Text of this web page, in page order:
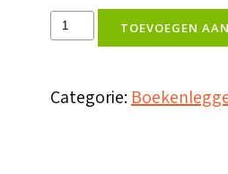
Boekenlegger
jou'
TOEVOEGEN
Categorie: